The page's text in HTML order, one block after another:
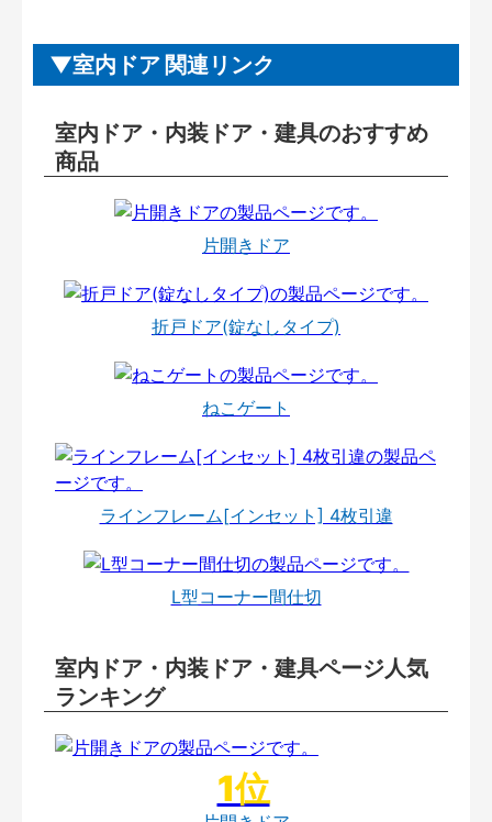
室内ドア 関連リンク
室内ドア・内装ドア・建具のおすすめ
商品
片開きドア
折戸ドア(錠なしタイプ)
ねこゲート
ラインフレーム[インセット] 4枚引違
L型コーナー間仕切
室内ドア・内装ドア・建具ページ人気
ランキング